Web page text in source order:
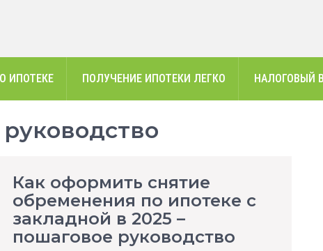
ИПОТЕКЕ ПОЛУЧЕНИЕ ИПОТЕКИ ЛЕГКО НАЛОГОВЫЙ
Как оформить снятие
обременения по ипотеке с
закладной в 2025 –
пошаговое руководство